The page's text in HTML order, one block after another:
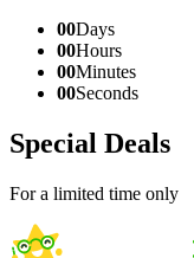
00Days
00Hours
00Minutes
00Seconds
Special Deals
For a limited time only